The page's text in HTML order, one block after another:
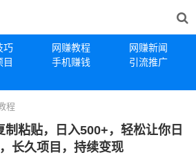
巧 网赚教程
网赚新闻
目 手机赚钱
引流推广
程
粘贴，日入500+，轻松让你日
长久项目，持续变现